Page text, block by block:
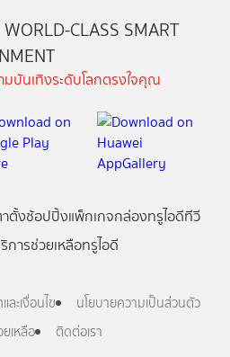
CLASS SMART
บันเทิงระดับโลกตรงใจคุณ
ตั้งช้อปปิ้งแพ็กเกจกล่องทรูไอดีทีวี
การช่วยเหลือทรูไอดี
ะเงื่อนไข
นโยบายความเป็นส่วนตัว
เหลือ
ติดต่อเรา